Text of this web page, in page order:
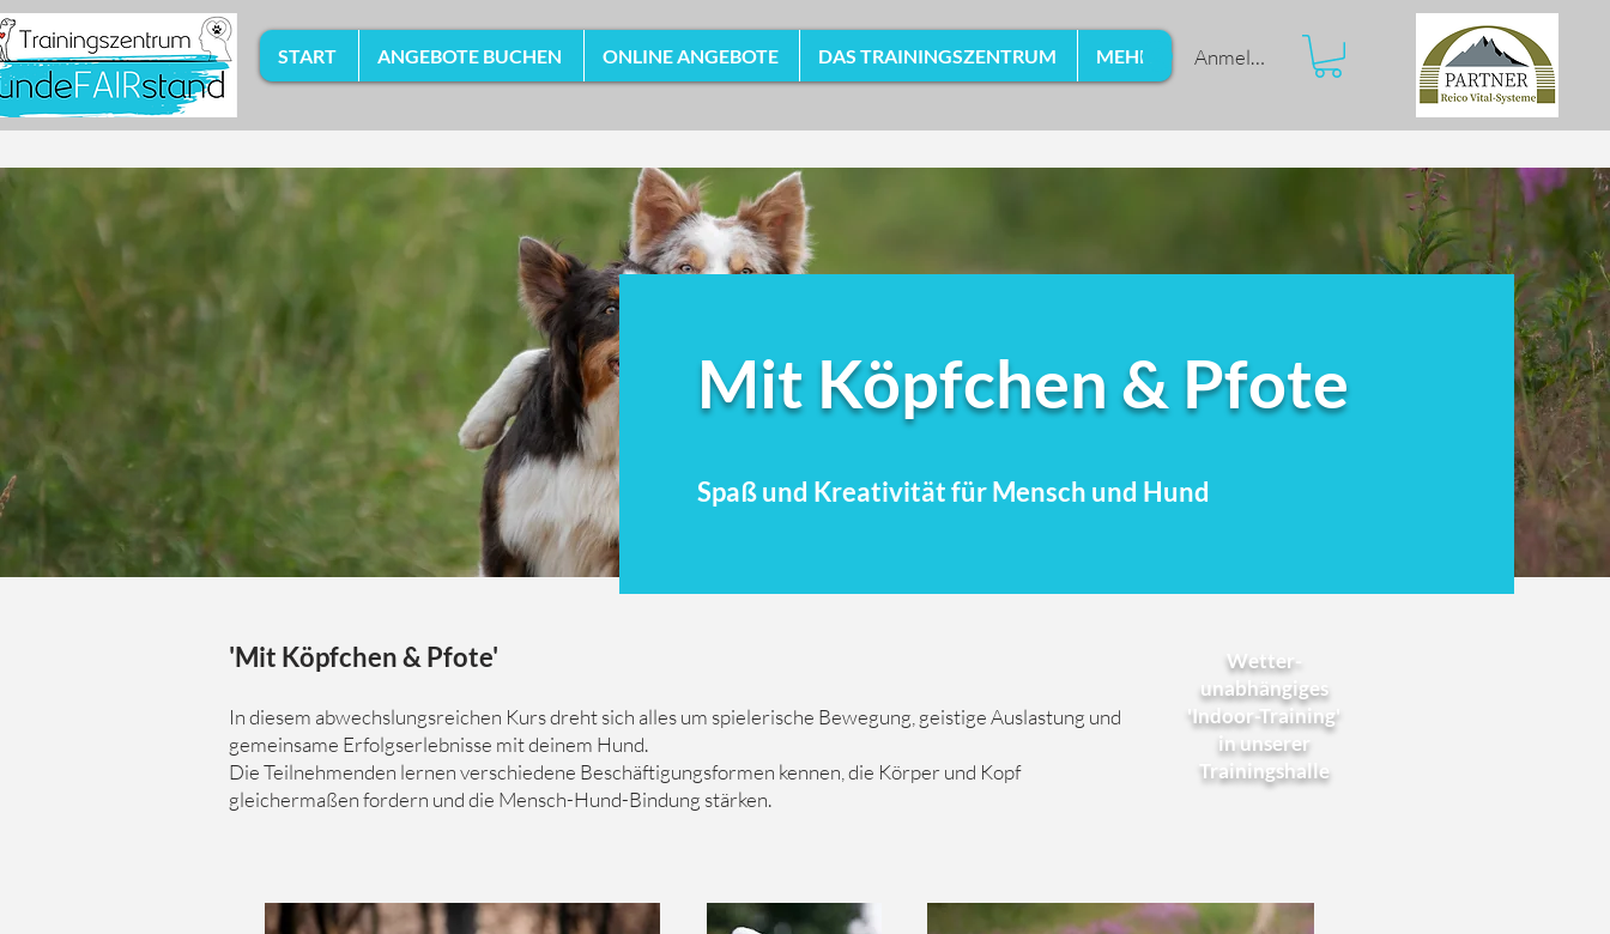
START ANGEBOTE BUCHEN ONLINE ANGEBOTE DAS TRAININGSZENTRUM MEHR Anmelden
Mit Köpfchen & Pfote
Spaß und KreativitätfürMensch und Hund
'Mit Köpfchen& Pfote'
In diesem abwechslungsreichen Kurs dreht sich alles um spielerische Bewegung, geistige Auslastung und
gemeinsame Erfolgserlebnisse mit deinem Hund.
Die Teilnehmenden lernen verschiedene Beschäftigungsformen kennen, die Körper und Kopf
gleichermaßen fordern und die Mensch-Hund-Bindung stärken.
Wetter-
unabhängiges
'Indoor-Training'
in unserer
Trainingshalle